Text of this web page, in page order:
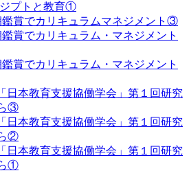
プトと教育①
鑑賞でカリキュラムマネジメント③
賞でカリキュラム・マネジメント
賞でカリキュラム・マネジメント
「日本教育支援協働学会」第１回研究
③
「日本教育支援協働学会」第１回研究
②
「日本教育支援協働学会」第１回研究
①